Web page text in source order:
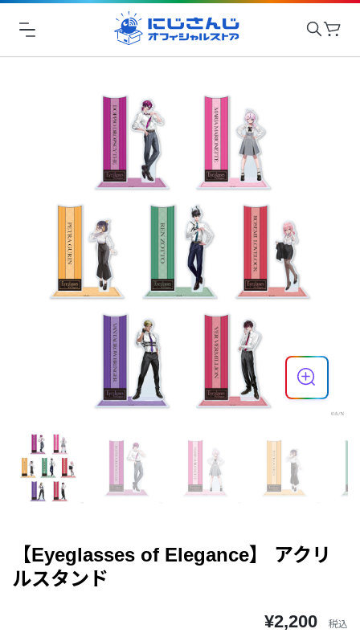
【Eyeglasses of Elegance】 アクリ
ルスタンド
¥2,200 税込